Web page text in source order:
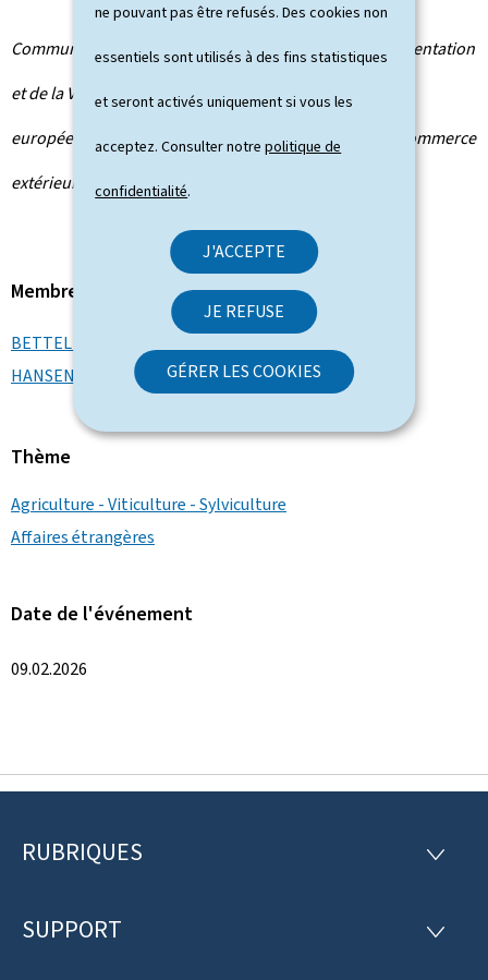
ne pouvant pas être refusés. Des cookies non
essentiels sont utilisés à des fins statistiques
et seront activés uniquement si vous les
acceptez. Consulter notrepolitique de
confidentialité.
J'ACCEPTE
JE REFUSE
GÉRER LES COOKIES
Communiqué par le ministère de l'Agriculture, de l'Alimentation
et de la Viticulture / ministère des Affaires étrangères et
européennes, de la Défense, de la Coopération et du Commerce
extérieur
Membre du gouvernement
BETTEL Xavier
HANSEN Martine
Thème
Agriculture - Viticulture - Sylviculture
Affaires étrangères
Date de l'événement
09.02.2026
P
e
RUBRIQUES
R
R
SUPPORT
S